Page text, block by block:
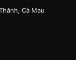
Cà Mau